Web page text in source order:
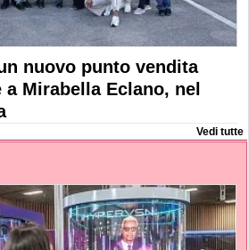
nuovo punto vendita
a Mirabella Eclano, nel
Vedi tutte